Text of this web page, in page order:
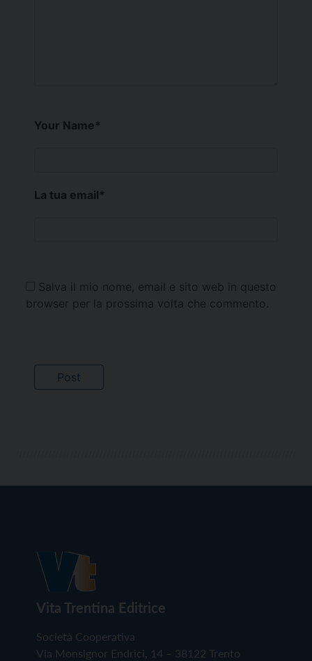
Your Name*
La tua email*
Salva il mio nome, email e sito web in questo
browser per la prossima volta che commento.
Vita Trentina Editrice
Società Cooperativa
Via Monsignor Endrici, 14 – 38122 Trento